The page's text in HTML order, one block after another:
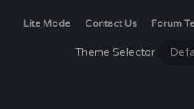
Lite Mode Contact Us Forum
Theme Selector